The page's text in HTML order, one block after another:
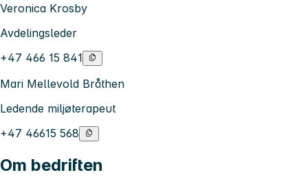
Veronica Krosby
Avdelingsleder
+47 466 15 841
Mari Mellevold Bråthen
Ledende miljøterapeut
+47 46615 568
Om bedriften